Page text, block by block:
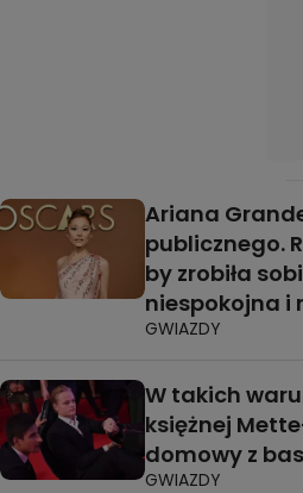
Ariana
publicznego.
by zrobiła
niespokojna i
GWIAZDY
W takich
księżnej
domowy z
GWIAZDY